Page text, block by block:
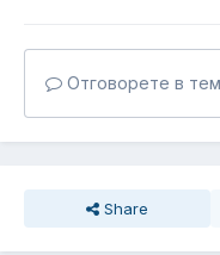
Отговорете в
Share